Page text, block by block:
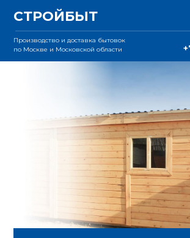
СТРОЙБЫТ
Производство и доставка бытовок
по Москве и Московской области